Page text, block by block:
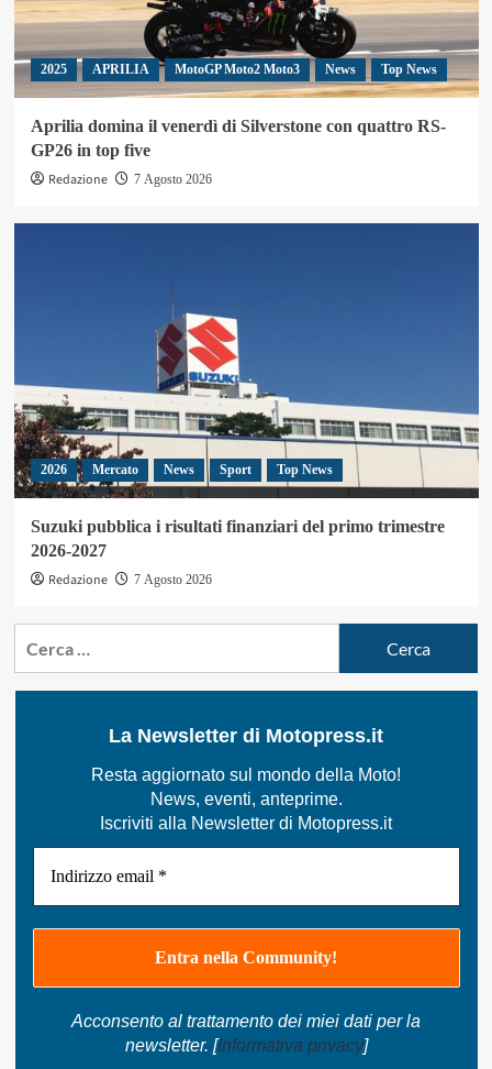
2025 APRILIA MotoGP Moto2 Moto3 News Top News
Aprilia domina il venerdì di Silverstone con quattro RS-
GP26 in top five
Redazione
7 Agosto 2026
2026 Mercato News Sport Top News
Suzuki pubblica i risultati finanziari del primo trimestre
2026-2027
Redazione
7 Agosto 2026
La Newsletter di Motopress.it
Resta aggiornato sul mondo della Moto!
News, eventi, anteprime.
Iscriviti alla Newsletter di Motopress.it
Acconsento al trattamento dei miei dati per la
newsletter. [Informativa privacy]